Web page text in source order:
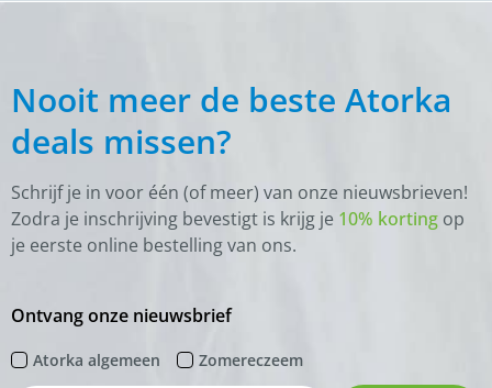
Nooit meer de beste Atorka
deals missen?
Schrijf je in voor één (of meer) van onze nieuwsbrieven!
Zodra je inschrijving bevestigt is krijg je 10% korting op
je eerste online bestelling van ons.
Ontvang onze nieuwsbrief
Atorka algemeen Zomereczeem